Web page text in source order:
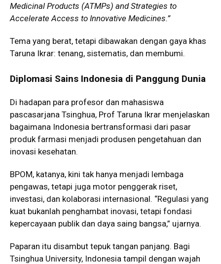
Medicinal Products (ATMPs) and Strategies to
Accelerate Access to Innovative Medicines.”
Tema yang berat, tetapi dibawakan dengan gaya khas
Taruna Ikrar: tenang, sistematis, dan membumi.
Diplomasi Sains Indonesia di Panggung Dunia
Di hadapan para profesor dan mahasiswa
pascasarjana Tsinghua, Prof Taruna Ikrar menjelaskan
bagaimana Indonesia bertransformasi dari pasar
produk farmasi menjadi produsen pengetahuan dan
inovasi kesehatan.
BPOM, katanya, kini tak hanya menjadi lembaga
pengawas, tetapi juga motor penggerak riset,
investasi, dan kolaborasi internasional. “Regulasi yang
kuat bukanlah penghambat inovasi, tetapi fondasi
kepercayaan publik dan daya saing bangsa,” ujarnya.
Paparan itu disambut tepuk tangan panjang. Bagi
Tsinghua University, Indonesia tampil dengan wajah